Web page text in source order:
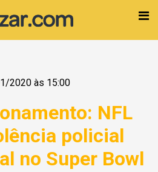
2020 às 15:00
NFL
policial
no Super Bowl